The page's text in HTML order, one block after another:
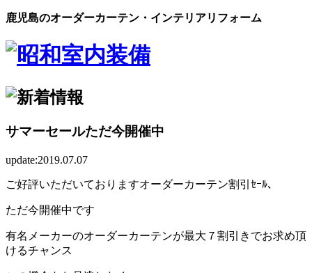
鹿児島のオーダーカーテン・インテリアリフォーム
サマーセールただ今開催中
update:2019.07.07
ご好評いただいておりますオーダーカーテン割引ｾｰﾙ、
ただ今開催中です
有名メーカーのオーダーカーテンが最大７割引きでお求め頂
けるチャンス